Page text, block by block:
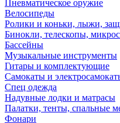
Пневматическое оружие
Велосипеды
Ролики и коньки, лыжи,
Бинокли, телескопы,
Бассейны
Музыкальные инструменты
Гитары и комплектующие
Самокаты и
Спец одежда
Надувные лодки и матрасы
Палатки, тенты, спальные
Фонари